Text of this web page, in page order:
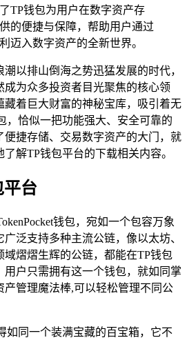
TP钱包为用户在数字资产存
的便捷与保障，帮助用户通过
迈入数字资产的全新世界。
以排山倒海之势迅猛发展的时代，
为众多投资者目光聚焦的核心领
藏着巨大财富的神秘宝库，吸引着无
，恰似一把功能强大、安全可靠的
便捷存储、交易数字资产的大门，就
解TP钱包平台的下载相关内容。
平台
钱包，宛如一个包容万象
泛支持多种主流公链，像以太坊、
熠熠生辉的公链，都能在TP钱包
用户只需拥有这一个钱包，就如同掌
产管理魔法棒,可以轻松管理不同公
如同一个装满宝藏的百宝箱，它不